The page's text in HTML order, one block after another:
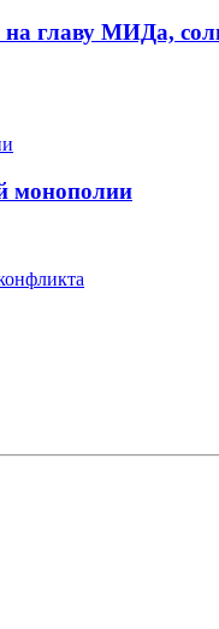
главу МИДа,
монополии